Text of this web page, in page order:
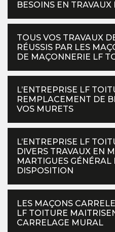
BESOINS EN
TOUS VOS TRAVAUX
RÉUSSIS PAR LES
DE MAÇONNERIE LF
L’ENTREPRISE LF
REMPLACEMENT DE
VOS MURETS
L’ENTREPRISE LF
DIVERS TRAVAUX EN
MARTIGUES GÉNÉRAL
DISPOSITION
LES MAÇONS
LF TOITURE
CARRELAGE MURAL